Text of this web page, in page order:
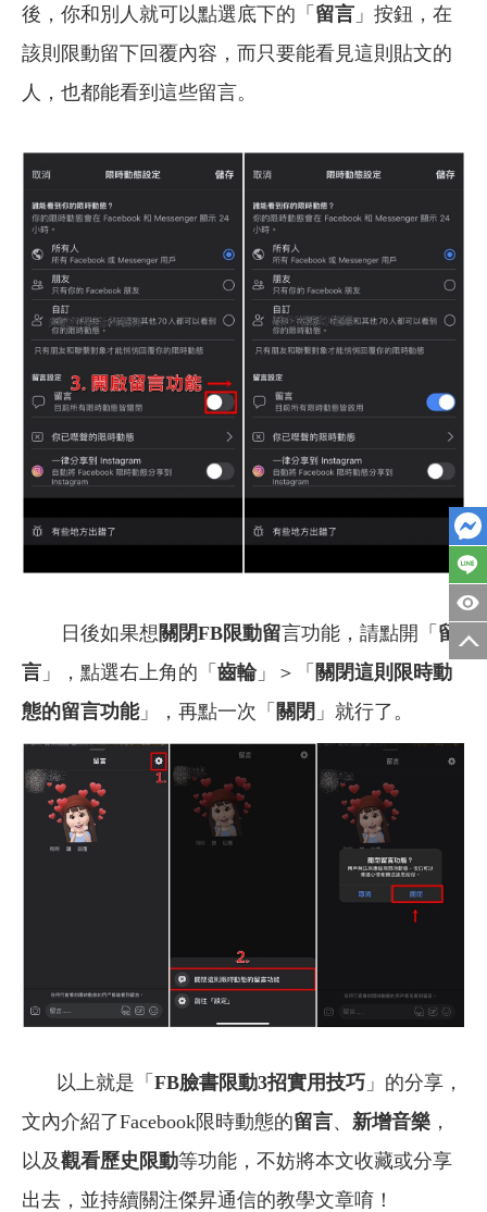
後，你和別人就可以點選底下的「 留言 」按鈕，在
該則限動留下回覆內容，而只要能看見這則貼文的
人，也都能看到這些留言。
日後如果想關閉FB限動留言功能，請點開「 留
言 」，點選右上角的「 齒輪」＞「 關閉這則限時動
態的留言功能」，再點一次「 關閉 」就行了。
以上就是「 FB臉書限動3招實用技巧 」的分享，
文內介紹了Facebook限時動態的留言、 新增音樂 ，
以及觀看歷史限動等功能，不妨將本文收藏或分享
出去，並持續關注傑昇通信的教學文章唷！